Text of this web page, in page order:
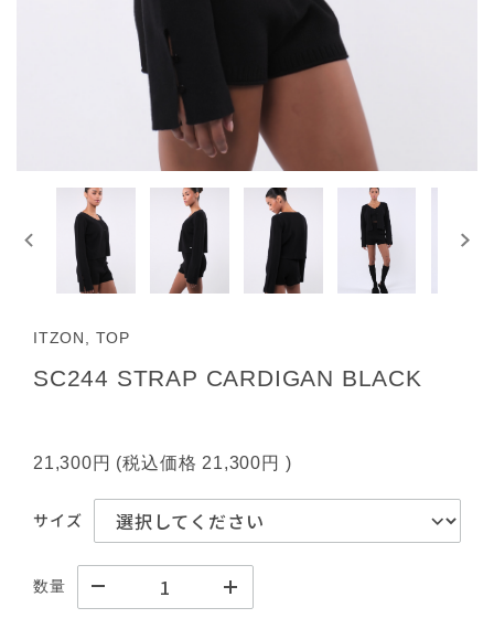
ITZON, TOP
SC244 STRAP CARDIGAN BLACK
21,300円 (税込価格 21,300円 )
サイズ
数量